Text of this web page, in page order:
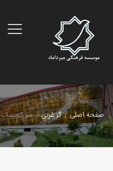
صفحه اصلی گز غربی صورتحساب